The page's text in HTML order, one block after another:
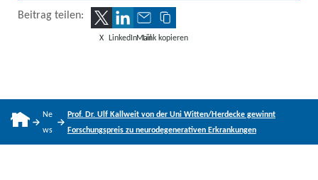
Beitrag teilen:
X LinkedInMailLink kopieren
Ne
ws
Prof. Dr. Ulf Kallweit von der Uni Witten/Herdecke gewinnt
Forschungspreis zu neurodegenerativen Erkrankungen